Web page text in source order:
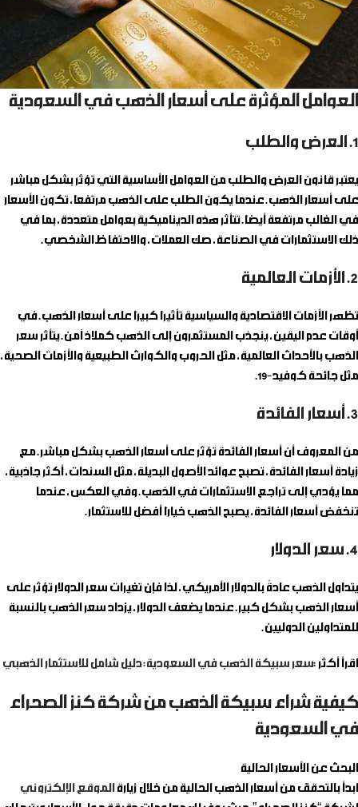
العوامل المؤثرة على أسعار الذهب في السعودية
1. العرض والطلب
يعتبر قانون العرض والطلب من العوامل الأساسية التي تؤثر بشكل مباشر
على أسعار الذهب. عندما يكون الطلب على الذهب مرتفعًا، تكون الأسعار
في الغالب مرتفعة أيضًا. تتأثر هذه الديناميكية بعوامل متعددة، بما في
ذلك الاستثمارات في الصناعة، صك العملات، والاحتفاظ الشخصي.
2. الأزمات العالمية
تظهر الأزمات الاقتصادية والسياسية تأثيرًا كبيرًا على أسعار الذهب. في
أوقات عدم اليقين، ينجذب المستثمرون إلى الذهب كملاذ آمن. يتأثر سعر
الذهب بالأحداث العالمية، مثل الحروب والكوارث الطبيعية والأزمات الصحية،
مثل جائحة كوفيد-19.
3. أسعار الفائدة
من المعروف أن أسعار الفائدة تؤثر على أسعار الذهب بشكل مباشر. مع
زيادة أسعار الفائدة، تصبح عوائد الأصول البديلة، مثل السندات، أكثر جاذبية،
مما يؤدي إلى تراجع الاستثمارات في الذهب. وفي العكس، عندما
تنخفض أسعار الفائدة، يصبح الذهب خيارًا أفضل للاستثمار.
4. سعر الدولار
يتداول الذهب عادةً بالدولار الأمريكي، لذا فإن تغيرات سعر الدولار تؤثر على
أسعار الذهب بشكل كبير. عندما يضعف الدولار، يزداد سعر الذهب بالنسبة
للمتداولين الدوليين.
اقرأ أكثر :سعر سبيكة الذهب في السعودية: دليل شامل للاستثمار الذهبي
كيفية شراء سبيكة الذهب من شركة كنز الصحراء
في السعودية
البحث عن الأسعار الحالية
ابدأ بالتحقق من أسعار الذهب الحالية من خلال زيارة
الموقع الإلكتروني